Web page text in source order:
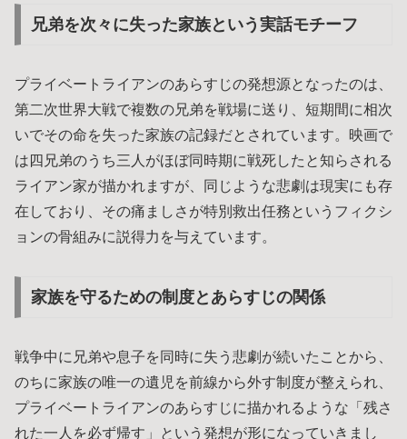
兄弟を次々に失った家族という実話モチーフ
プライベートライアンのあらすじの発想源となったのは、
第二次世界大戦で複数の兄弟を戦場に送り、短期間に相次
いでその命を失った家族の記録だとされています。映画で
は四兄弟のうち三人がほぼ同時期に戦死したと知らされる
ライアン家が描かれますが、同じような悲劇は現実にも存
在しており、その痛ましさが特別救出任務というフィクシ
ョンの骨組みに説得力を与えています。
家族を守るための制度とあらすじの関係
戦争中に兄弟や息子を同時に失う悲劇が続いたことから、
のちに家族の唯一の遺児を前線から外す制度が整えられ、
プライベートライアンのあらすじに描かれるような「残さ
れた一人を必ず帰す」という発想が形になっていきまし